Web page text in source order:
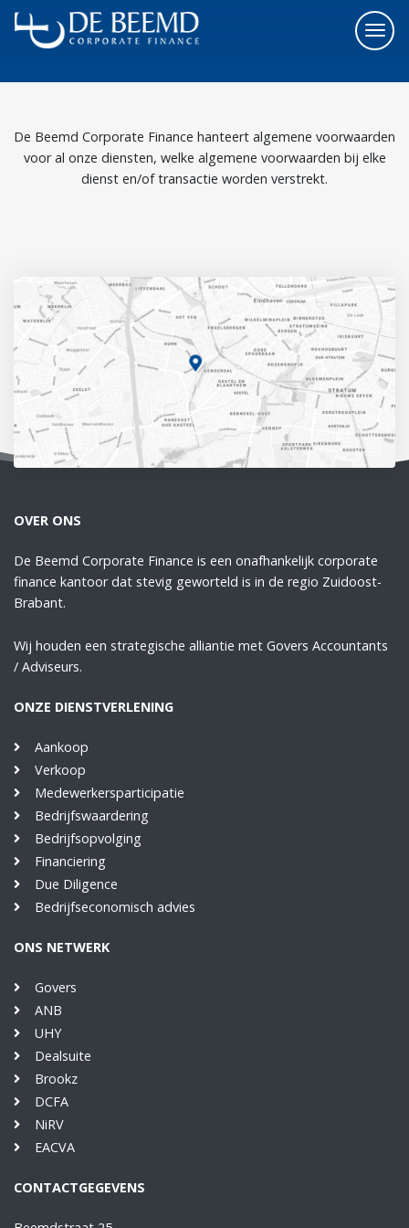
De Beemd Corporate Finance hanteert algemene voorwaarden
voor al onze diensten, welke algemene voorwaarden bij elke
dienst en/of transactie worden verstrekt.
OVER ONS
De Beemd Corporate Finance is een onafhankelijk corporate
finance kantoor dat stevig geworteld is in de regio Zuidoost-
Brabant.
Wij houden een strategische alliantie met Govers Accountants
/ Adviseurs.
ONZE DIENSTVERLENING
Aankoop
Verkoop
Medewerkersparticipatie
Bedrijfswaardering
Bedrijfsopvolging
Financiering
Due Diligence
Bedrijfseconomisch advies
ONS NETWERK
Govers
ANB
UHY
Dealsuite
Brookz
DCFA
NiRV
EACVA
CONTACTGEGEVENS